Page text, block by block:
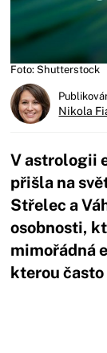
Foto: Shutterstock
Nikola
V astrologii
přišla na
Střelec a
osobnosti,
mimořádná
kterou